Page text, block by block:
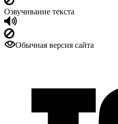
Озвучивание текста
Обычная версия сайта